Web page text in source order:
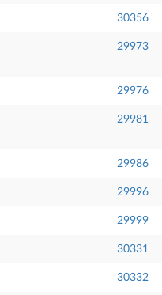
30356
29973
29976
29981
29986
29996
29999
30331
30332